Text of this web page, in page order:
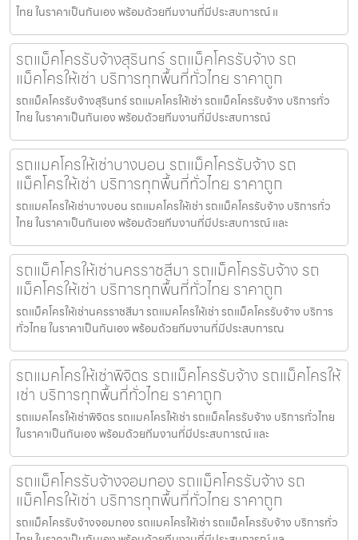
ไทย ในราคาเป็นกันเอง พร้อมด้วยทีมงานที่มีประสบการณ์ แ
รถแม็คโครรับจ้างสุรินทร์ รถแม็คโครรับจ้าง รถ
แม็คโครให้เช่า บริการทุกพื้นที่ทั่วไทย ราคาถูก
รถแม็คโครรับจ้างสุรินทร์ รถแมคโครให้เช่า รถแม็คโครรับจ้าง บริการทั่ว
ไทย ในราคาเป็นกันเอง พร้อมด้วยทีมงานที่มีประสบการณ์
รถแมคโครให้เช่าบางบอน รถแม็คโครรับจ้าง รถ
แม็คโครให้เช่า บริการทุกพื้นที่ทั่วไทย ราคาถูก
รถแมคโครให้เช่าบางบอน รถแมคโครให้เช่า รถแม็คโครรับจ้าง บริการทั่ว
ไทย ในราคาเป็นกันเอง พร้อมด้วยทีมงานที่มีประสบการณ์ และ
รถแม็คโครให้เช่านครราชสีมา รถแม็คโครรับจ้าง รถ
แม็คโครให้เช่า บริการทุกพื้นที่ทั่วไทย ราคาถูก
รถแม็คโครให้เช่านครราชสีมา รถแมคโครให้เช่า รถแม็คโครรับจ้าง บริการ
ทั่วไทย ในราคาเป็นกันเอง พร้อมด้วยทีมงานที่มีประสบการณ
รถแมคโครให้เช่าพิจิตร รถแม็คโครรับจ้าง รถแม็คโครให้
เช่า บริการทุกพื้นที่ทั่วไทย ราคาถูก
รถแมคโครให้เช่าพิจิตร รถแมคโครให้เช่า รถแม็คโครรับจ้าง บริการทั่วไทย
ในราคาเป็นกันเอง พร้อมด้วยทีมงานที่มีประสบการณ์ และ
รถแม็คโครรับจ้างจอมทอง รถแม็คโครรับจ้าง รถ
แม็คโครให้เช่า บริการทุกพื้นที่ทั่วไทย ราคาถูก
รถแม็คโครรับจ้างจอมทอง รถแมคโครให้เช่า รถแม็คโครรับจ้าง บริการทั่ว